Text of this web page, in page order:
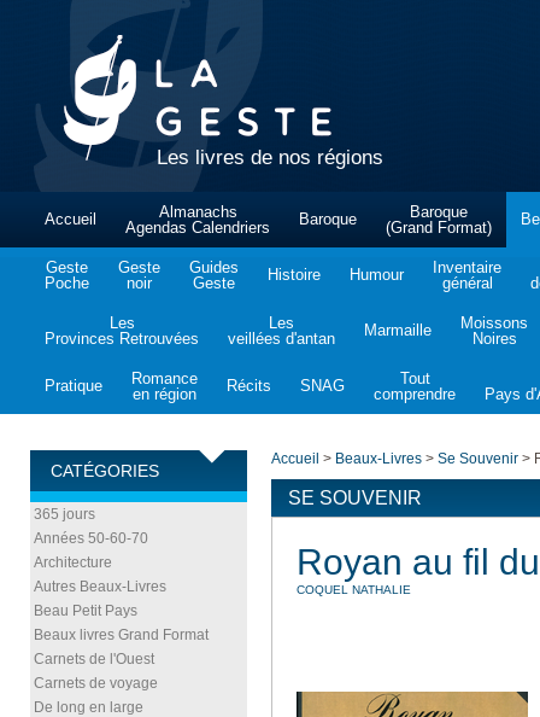
Les livres de nos régions
Accueil
Almanachs
Agendas Calendriers
Baroque
Baroque
(Grand Format)
Geste
Poche
Geste
noir
Guides
Geste
Histoire Humour
Inventaire
général
Les
Provinces Retrouvées
Les
veillées d'antan
Marmaille
Moissons
Noires
Pratique
Romance
en région
Récits SNAG
Tout
comprendre
Pays
CATÉGORIES
365 jours
Années 50-60-70
Architecture
Autres Beaux-Livres
Beau Petit Pays
Beaux livres Grand Format
Carnets de l'Ouest
Carnets de voyage
De long en large
Accueil > Beaux-Livres > Se Souvenir >
SE SOUVENIR
Royan au fil
COQUEL NATHALIE